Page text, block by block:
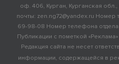
оф. 406, Курган, Курганская
почты: zen.ng72@yandex.ru
69-98-08 Номер телефона
Публикации с пометкой
Редакция сайта не несет
информации, содержащейся в